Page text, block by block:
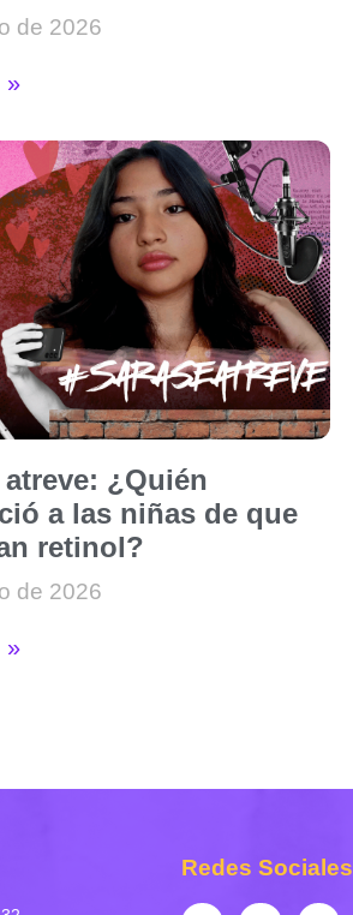
de 2026
»
atreve: ¿Quién
a las niñas de que
retinol?
de 2026
»
Redes Sociales